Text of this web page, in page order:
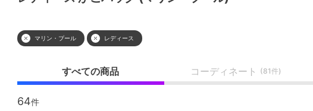
マリン・プール レディース
すべての商品 コーディネート (81件)
64